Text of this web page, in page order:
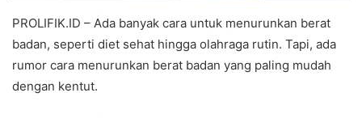
PROLIFIK.ID – Ada banyak cara untuk menurunkan berat
badan, seperti diet sehat hingga olahraga rutin. Tapi, ada
rumor cara menurunkan berat badan yang paling mudah
dengan kentut.